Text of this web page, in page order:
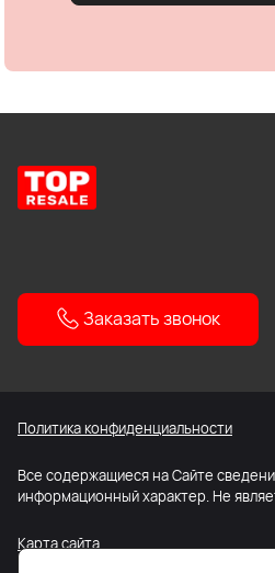
Заказать звонок
Политика конфиденциальности
Все содержащиеся на Сайте
информационный характер. Не
Карта сайта